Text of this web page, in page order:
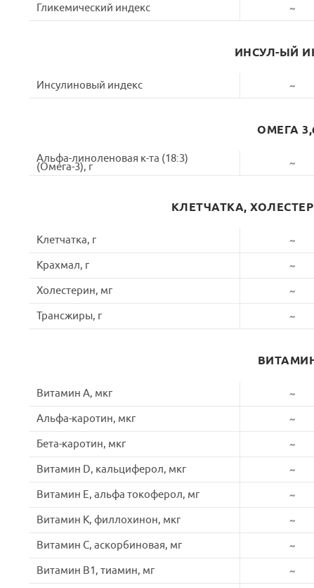
Гликемический индекс ~
ИНСУЛ-ЫЙ
Инсулиновый индекс ~
ОМЕГА
Альфа-линоленовая к-та (18:3)
(Омега-3), г ~
КЛЕТЧАТКА,
Клетчатка, г ~
Крахмал, г
~
Холестерин, мг
~
Трансжиры, г
~
Витамин A, мкг ~
Альфа-каротин, мкг
~
Бета-каротин, мкг
~
Витамин D, кальциферол, мкг
~
Витамин E, альфа токоферол, мг
~
Витамин K, филлохинон, мкг
~
Витамин C, аскорбиновая, мг
~
Витамин B1, тиамин, мг
~